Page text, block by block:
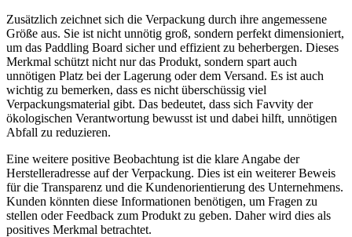
Zusätzlich zeichnet sich die Verpackung durch ihre angemessene
Größe aus. Sie ist nicht unnötig groß, sondern perfekt dimensioniert,
um das Paddling Board sicher und effizient zu beherbergen. Dieses
Merkmal schützt nicht nur das Produkt, sondern spart auch
unnötigen Platz bei der Lagerung oder dem Versand. Es ist auch
wichtig zu bemerken, dass es nicht überschüssig viel
Verpackungsmaterial gibt. Das bedeutet, dass sich Favvity der
ökologischen Verantwortung bewusst ist und dabei hilft, unnötigen
Abfall zu reduzieren.
Eine weitere positive Beobachtung ist die klare Angabe der
Herstelleradresse auf der Verpackung. Dies ist ein weiterer Beweis
für die Transparenz und die Kundenorientierung des Unternehmens.
Kunden könnten diese Informationen benötigen, um Fragen zu
stellen oder Feedback zum Produkt zu geben. Daher wird dies als
positives Merkmal betrachtet.